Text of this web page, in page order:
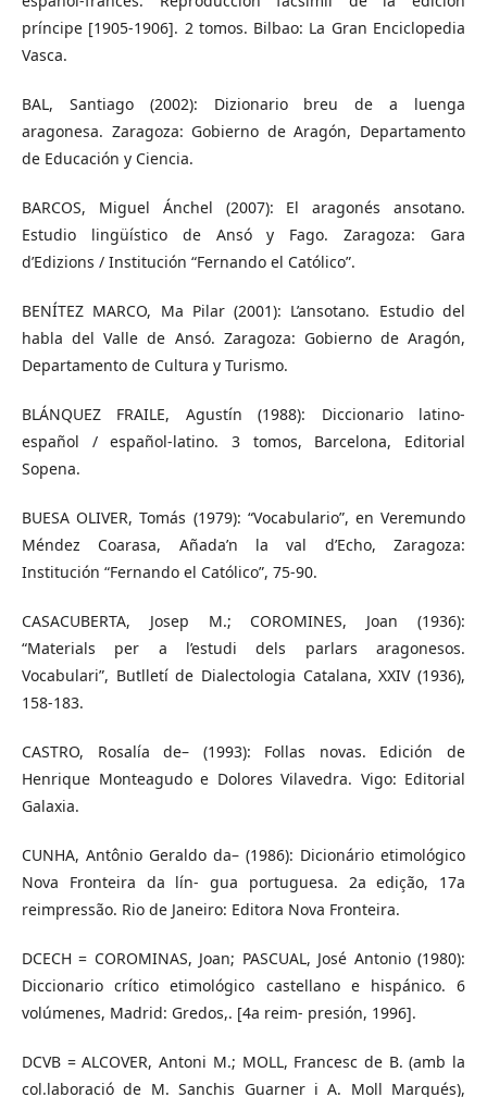
príncipe [1905-1906]. 2 tomos. Bilbao: La Gran Enciclopedia
Vasca.
BAL, Santiago (2002): Dizionario breu de a luenga
aragonesa. Zaragoza: Gobierno de Aragón, Departamento
de Educación y Ciencia.
BARCOS, Miguel Ánchel (2007): El aragonés ansotano.
Estudio lingüístico de Ansó y Fago. Zaragoza: Gara
d’Edizions / Institución “Fernando el Católico”.
BENÍTEZ MARCO, Ma Pilar (2001): L’ansotano. Estudio del
habla del Valle de Ansó. Zaragoza: Gobierno de Aragón,
Departamento de Cultura y Turismo.
BLÁNQUEZ FRAILE, Agustín (1988): Diccionario latino-
español / español-latino. 3 tomos, Barcelona, Editorial
Sopena.
BUESA OLIVER, Tomás (1979): “Vocabulario”, en Veremundo
Méndez Coarasa, Añada’n la val d’Echo, Zaragoza:
Institución “Fernando el Católico”, 75-90.
CASACUBERTA, Josep M.; COROMINES, Joan (1936):
“Materials per a l’estudi dels parlars aragonesos.
Vocabulari”, Butlletí de Dialectologia Catalana, XXIV (1936),
158-183.
CASTRO, Rosalía de– (1993): Follas novas. Edición de
Henrique Monteagudo e Dolores Vilavedra. Vigo: Editorial
Galaxia.
CUNHA, Antônio Geraldo da– (1986): Dicionário etimológico
Nova Fronteira da lín- gua portuguesa. 2a edição, 17a
reimpressão. Rio de Janeiro: Editora Nova Fronteira.
DCECH = COROMINAS, Joan; PASCUAL, José Antonio (1980):
Diccionario crítico etimológico castellano e hispánico. 6
volúmenes, Madrid: Gredos,. [4a reim- presión, 1996].
DCVB = ALCOVER, Antoni M.; MOLL, Francesc de B. (amb la
col.laboració de M. Sanchis Guarner i A. Moll Marqués),